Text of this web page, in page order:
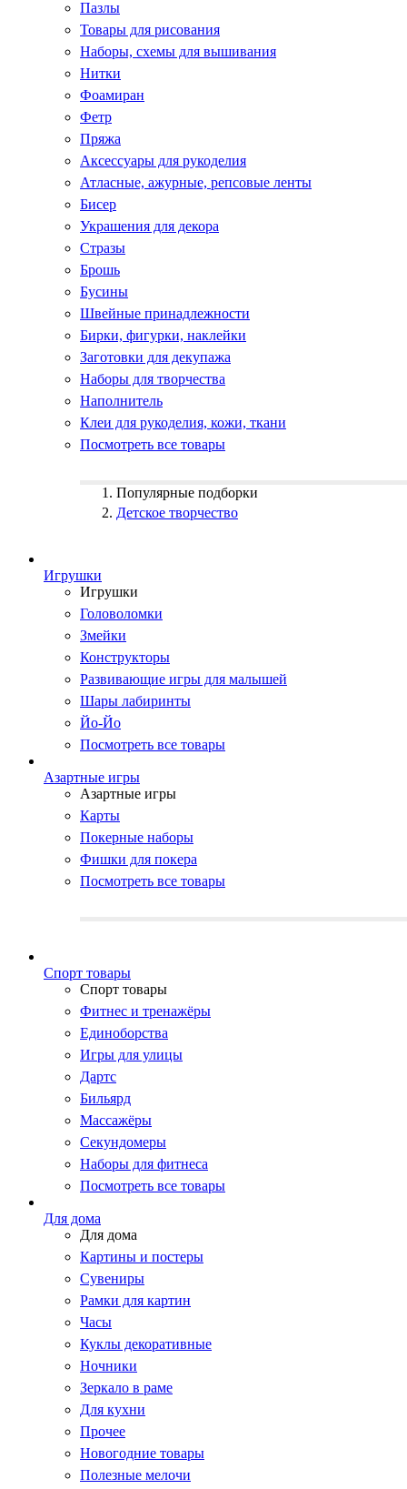
Пазлы
Товары для рисования
Наборы, схемы для вышивания
Нитки
Фоамиран
Фетр
Пряжа
Аксессуары для рукоделия
Атласные, ажурные, репсовые ленты
Бисер
Украшения для декора
Стразы
Брошь
Бусины
Швейные принадлежности
Бирки, фигурки, наклейки
Заготовки для декупажа
Наборы для творчества
Наполнитель
Клеи для рукоделия, кожи, ткани
Посмотреть все товары
Популярные подборки
Детское творчество
Игрушки
Игрушки
Головоломки
Змейки
Конструкторы
Развивающие игры для малышей
Шары лабиринты
Йо-Йо
Посмотреть все товары
Азартные игры
Азартные игры
Карты
Покерные наборы
Фишки для покера
Посмотреть все товары
Cпорт товары
Cпорт товары
Фитнес и тренажёры
Единоборства
Игры для улицы
Дартс
Бильярд
Массажёры
Секундомеры
Наборы для фитнеса
Посмотреть все товары
Для дома
Для дома
Картины и постеры
Сувениры
Рамки для картин
Часы
Куклы декоративные
Ночники
Зеркало в раме
Для кухни
Прочее
Новогодние товары
Полезные мелочи